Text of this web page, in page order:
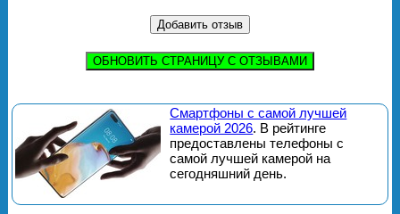
ОБНОВИТЬ СТРАНИЦУ С ОТЗЫВАМИ
Смартфоны с самой лучшей
камерой 2026. В рейтинге
предоставлены телефоны с
самой лучшей камерой на
сегодняшний день.